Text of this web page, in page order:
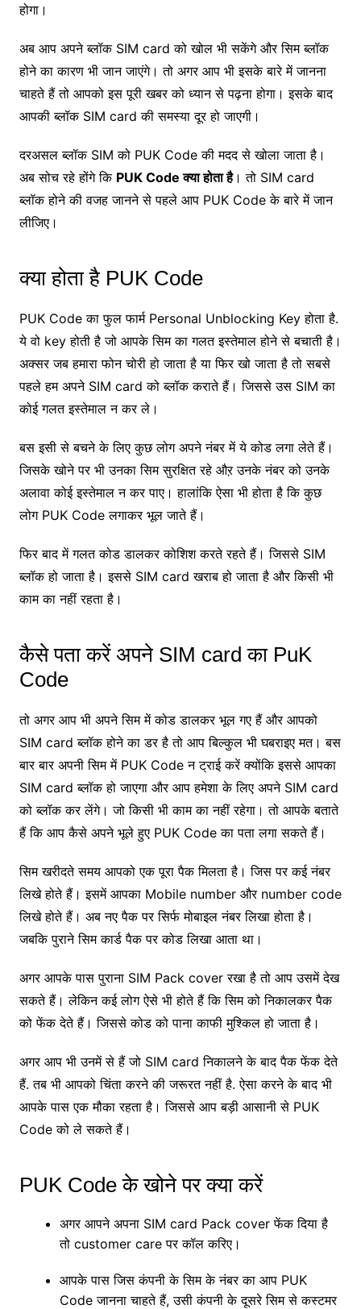
होगा।
अब आप अपने ब्लॉक SIM card को खोल भी सकेंगे और सिम ब्लॉक
होने का कारण भी जान जाएंगे। तो अगर आप भी इसके बारे में जानना
चाहते हैं तो आपको इस पूरी खबर को ध्यान से पढ़ना होगा। इसके बाद
आपकी ब्लॉक SIM card की समस्या दूर हो जाएगी।
दरअसल ब्लॉक SIM को PUK Code की मदद से खोला जाता है।
अब सोच रहे होंगे कि PUK Code क्या होता है। तो SIM card
ब्लॉक होने की वजह जानने से पहले आप PUK Code के बारे में जान
लीजिए।
क्या होता है PUK Code
PUK Code का फुल फार्म Personal Unblocking Key होता है.
ये वो key होती है जो आपके सिम का गलत इस्तेमाल होने से बचाती है।
अक्सर जब हमारा फोन चोरी हो जाता है या फिर खो जाता है तो सबसे
पहले हम अपने SIM card को ब्लॉक कराते हैं। जिससे उस SIM का
कोई गलत इस्तेमाल न कर ले।
बस इसी से बचने के लिए कुछ लोग अपने नंबर में ये कोड लगा लेते हैं।
जिसके खोने पर भी उनका सिम सुरक्षित रहे औऱ उनके नंबर को उनके
अलावा कोई इस्तेमाल न कर पाए। हालांकि ऐसा भी होता है कि कुछ
लोग PUK Code लगाकर भूल जाते हैं।
फिर बाद में गलत कोड डालकर कोशिश करते रहते हैं। जिससे SIM
ब्लॉक हो जाता है। इससे SIM card खराब हो जाता है और किसी भी
काम का नहीं रहता है।
कैसे पता करें अपने SIM card का PuK
Code
तो अगर आप भी अपने सिम में कोड डालकर भूल गए हैं और आपको
SIM card ब्लॉक होने का डर है तो आप बिल्कुल भी घबराइए मत। बस
बार बार अपनी सिम में PUK Code न ट्राई करें क्योंकि इससे आपका
SIM card ब्लॉक हो जाएगा और आप हमेशा के लिए अपने SIM card
को ब्लॉक कर लेंगे। जो किसी भी काम का नहीं रहेगा। तो आपके बताते
हैं कि आप कैसे अपने भूले हुए PUK Code का पता लगा सकते हैं।
सिम खरीदते समय आपको एक पूरा पैक मिलता है। जिस पर कई नंबर
लिखे होते हैं। इसमें आपका Mobile number और number code
लिखे होते हैं। अब नए पैक पर सिर्फ मोबाइल नंबर लिखा होता है।
जबकि पुराने सिम कार्ड पैक पर कोड लिखा आता था।
अगर आपके पास पुराना SIM Pack cover रखा है तो आप उसमें देख
सकते हैं। लेकिन कई लोग ऐसे भी होते हैं कि सिम को निकालकर पैक
को फेंक देते हैं। जिससे कोड को पाना काफी मुश्किल हो जाता है।
अगर आप भी उनमें से हैं जो SIM card निकालने के बाद पैक फेंक देते
हैं. तब भी आपको चिंता करने की जरूरत नहीं है. ऐसा करने के बाद भी
आपके पास एक मौका रहता है। जिससे आप बड़ी आसानी से PUK
Code को ले सकते हैं।
PUK Code के खोने पर क्या करें
अगर आपने अपना SIM card Pack cover फेंक दिया है
तो customer care पर कॉल करिए।
आपके पास जिस कंपनी के सिम के नंबर का आप PUK
Code जानना चाहते हैं, उसी कंपनी के दूसरे सिम से कस्टमर